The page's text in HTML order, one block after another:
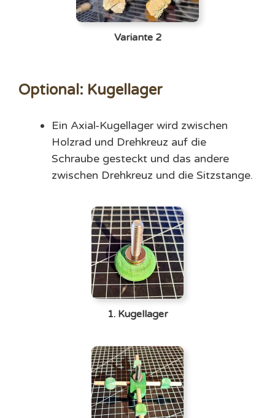
Variante 2
Optional: Kugellager
Ein Axial-Kugellager wird zwischen
Holzrad und Drehkreuz auf die
Schraube gesteckt und das andere
zwischen Drehkreuz und die Sitzstange.
1. Kugellager